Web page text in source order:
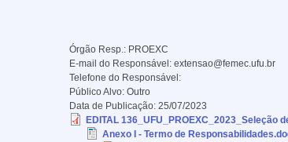
Órgão Resp.: PROEXC
E-mail do Responsável:extensao@femec.ufu.br
Telefone do Responsável:
Público Alvo:Outro
Data de Publicação:25/07/2023
EDITAL 136_UFU_PROEXC_2023_Seleção
Anexo I - Termo de